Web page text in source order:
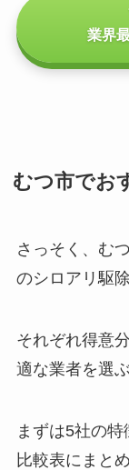
業界
むつ市でお
さっそく、む
のシロアリ駆
それぞれ得意
適な業者を選
まずは5社の
比較表にまと